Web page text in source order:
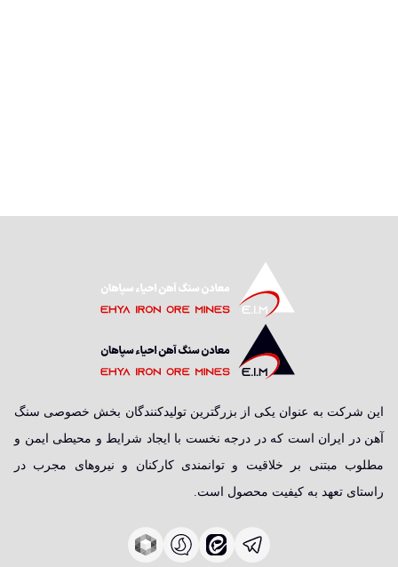
این شرکت به عنوان یکی از بزرگترین تولیدکنندگان بخش خصوصی سنگ
آهن در ایران است که در درجه نخست با ایجاد شرایط و محیطی ایمن و
مطلوب مبتنی بر خلاقیت و توانمندی کارکنان و نیروهای مجرب در
راستای تعهد به کیفیت محصول است.